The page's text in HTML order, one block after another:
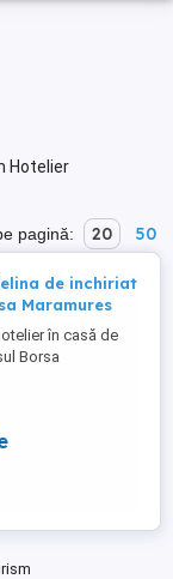
Hotelier
pagină: 20 50
de inchiriat
Maramures
în casă de
Borsa
1 dormitor
extensibila,
si baie.
persoane. Se
o experiență
hidromasaj și